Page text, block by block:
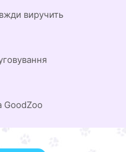
виручить
GoodZoo